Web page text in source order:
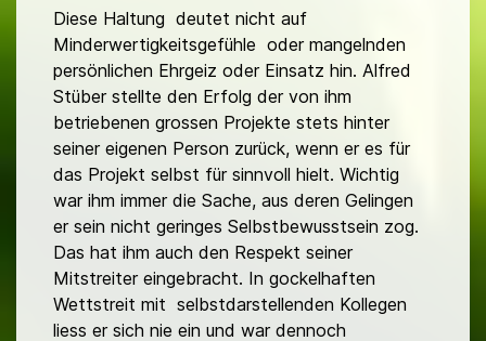
Diese Haltung deutet nicht auf
Minderwertigkeitsgefühle oder mangelnden
persönlichen Ehrgeiz oder Einsatz hin. Alfred
Stüber stellte den Erfolg der von ihm
betriebenen grossen Projekte stets hinter
seiner eigenen Person zurück, wenn er es für
das Projekt selbst für sinnvoll hielt. Wichtig
war ihm immer die Sache, aus deren Gelingen
er sein nicht geringes Selbstbewusstsein zog.
Das hat ihm auch den Respekt seiner
Mitstreiter eingebracht. In gockelhaften
Wettstreit mit selbstdarstellenden Kollegen
liess er sich nie ein und war dennoch